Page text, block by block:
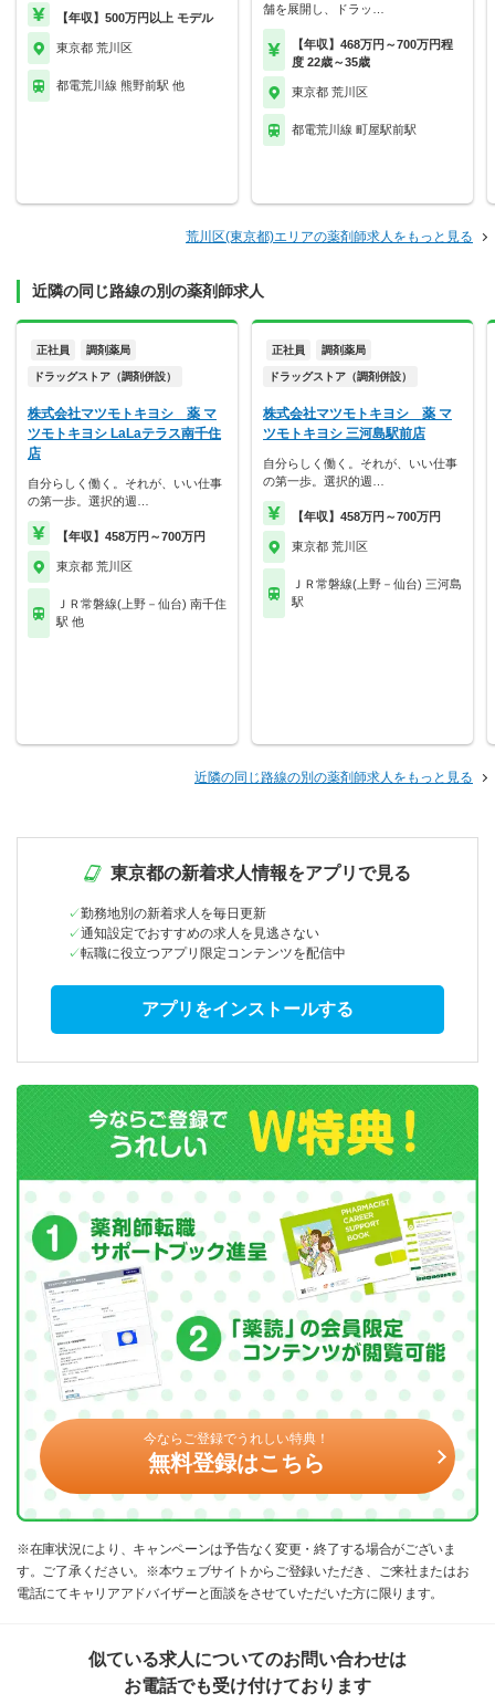
【年収】500万円以上 モデル
東京都 荒川区
都電荒川線 熊野前駅 他
舗を展開し、ドラッ…
【年収】468万円～700万円程
度 22歳～35歳
東京都 荒川区
都電荒川線 町屋駅前駅
荒川区(東京都)エリアの薬剤師求人をもっと見る
近隣の同じ路線の別の薬剤師求人
正社員 調剤薬局
ドラッグストア（調剤併設）
株式会社マツモトキヨシ 薬 マ
ツモトキヨシ LaLaテラス南千住
店
自分らしく働く。それが、いい仕事
の第一歩。選択的週…
【年収】458万円～700万円
東京都 荒川区
ＪＲ常磐線(上野－仙台) 南千住
駅 他
正社員 調剤薬局
ドラッグストア（調剤併設）
株式会社マツモトキヨシ 薬 マ
ツモトキヨシ 三河島駅前店
自分らしく働く。それが、いい仕事
の第一歩。選択的週…
【年収】458万円～700万円
東京都 荒川区
ＪＲ常磐線(上野－仙台) 三河島
駅
近隣の同じ路線の別の薬剤師求人をもっと見る
東京都の新着求人情報をアプリで見る
勤務地別の新着求人を毎日更新
通知設定でおすすめの求人を見逃さない
転職に役立つアプリ限定コンテンツを配信中
アプリをインストールする
今ならご登録でうれしい特典！
無料登録はこちら
※在庫状況により、キャンペーンは予告なく変更・終了する場合がございま
す。ご了承ください。※本ウェブサイトからご登録いただき、ご来社またはお
電話にてキャリアアドバイザーと面談をさせていただいた方に限ります。
似ている求人についてのお問い合わせは
お電話でも受け付けております